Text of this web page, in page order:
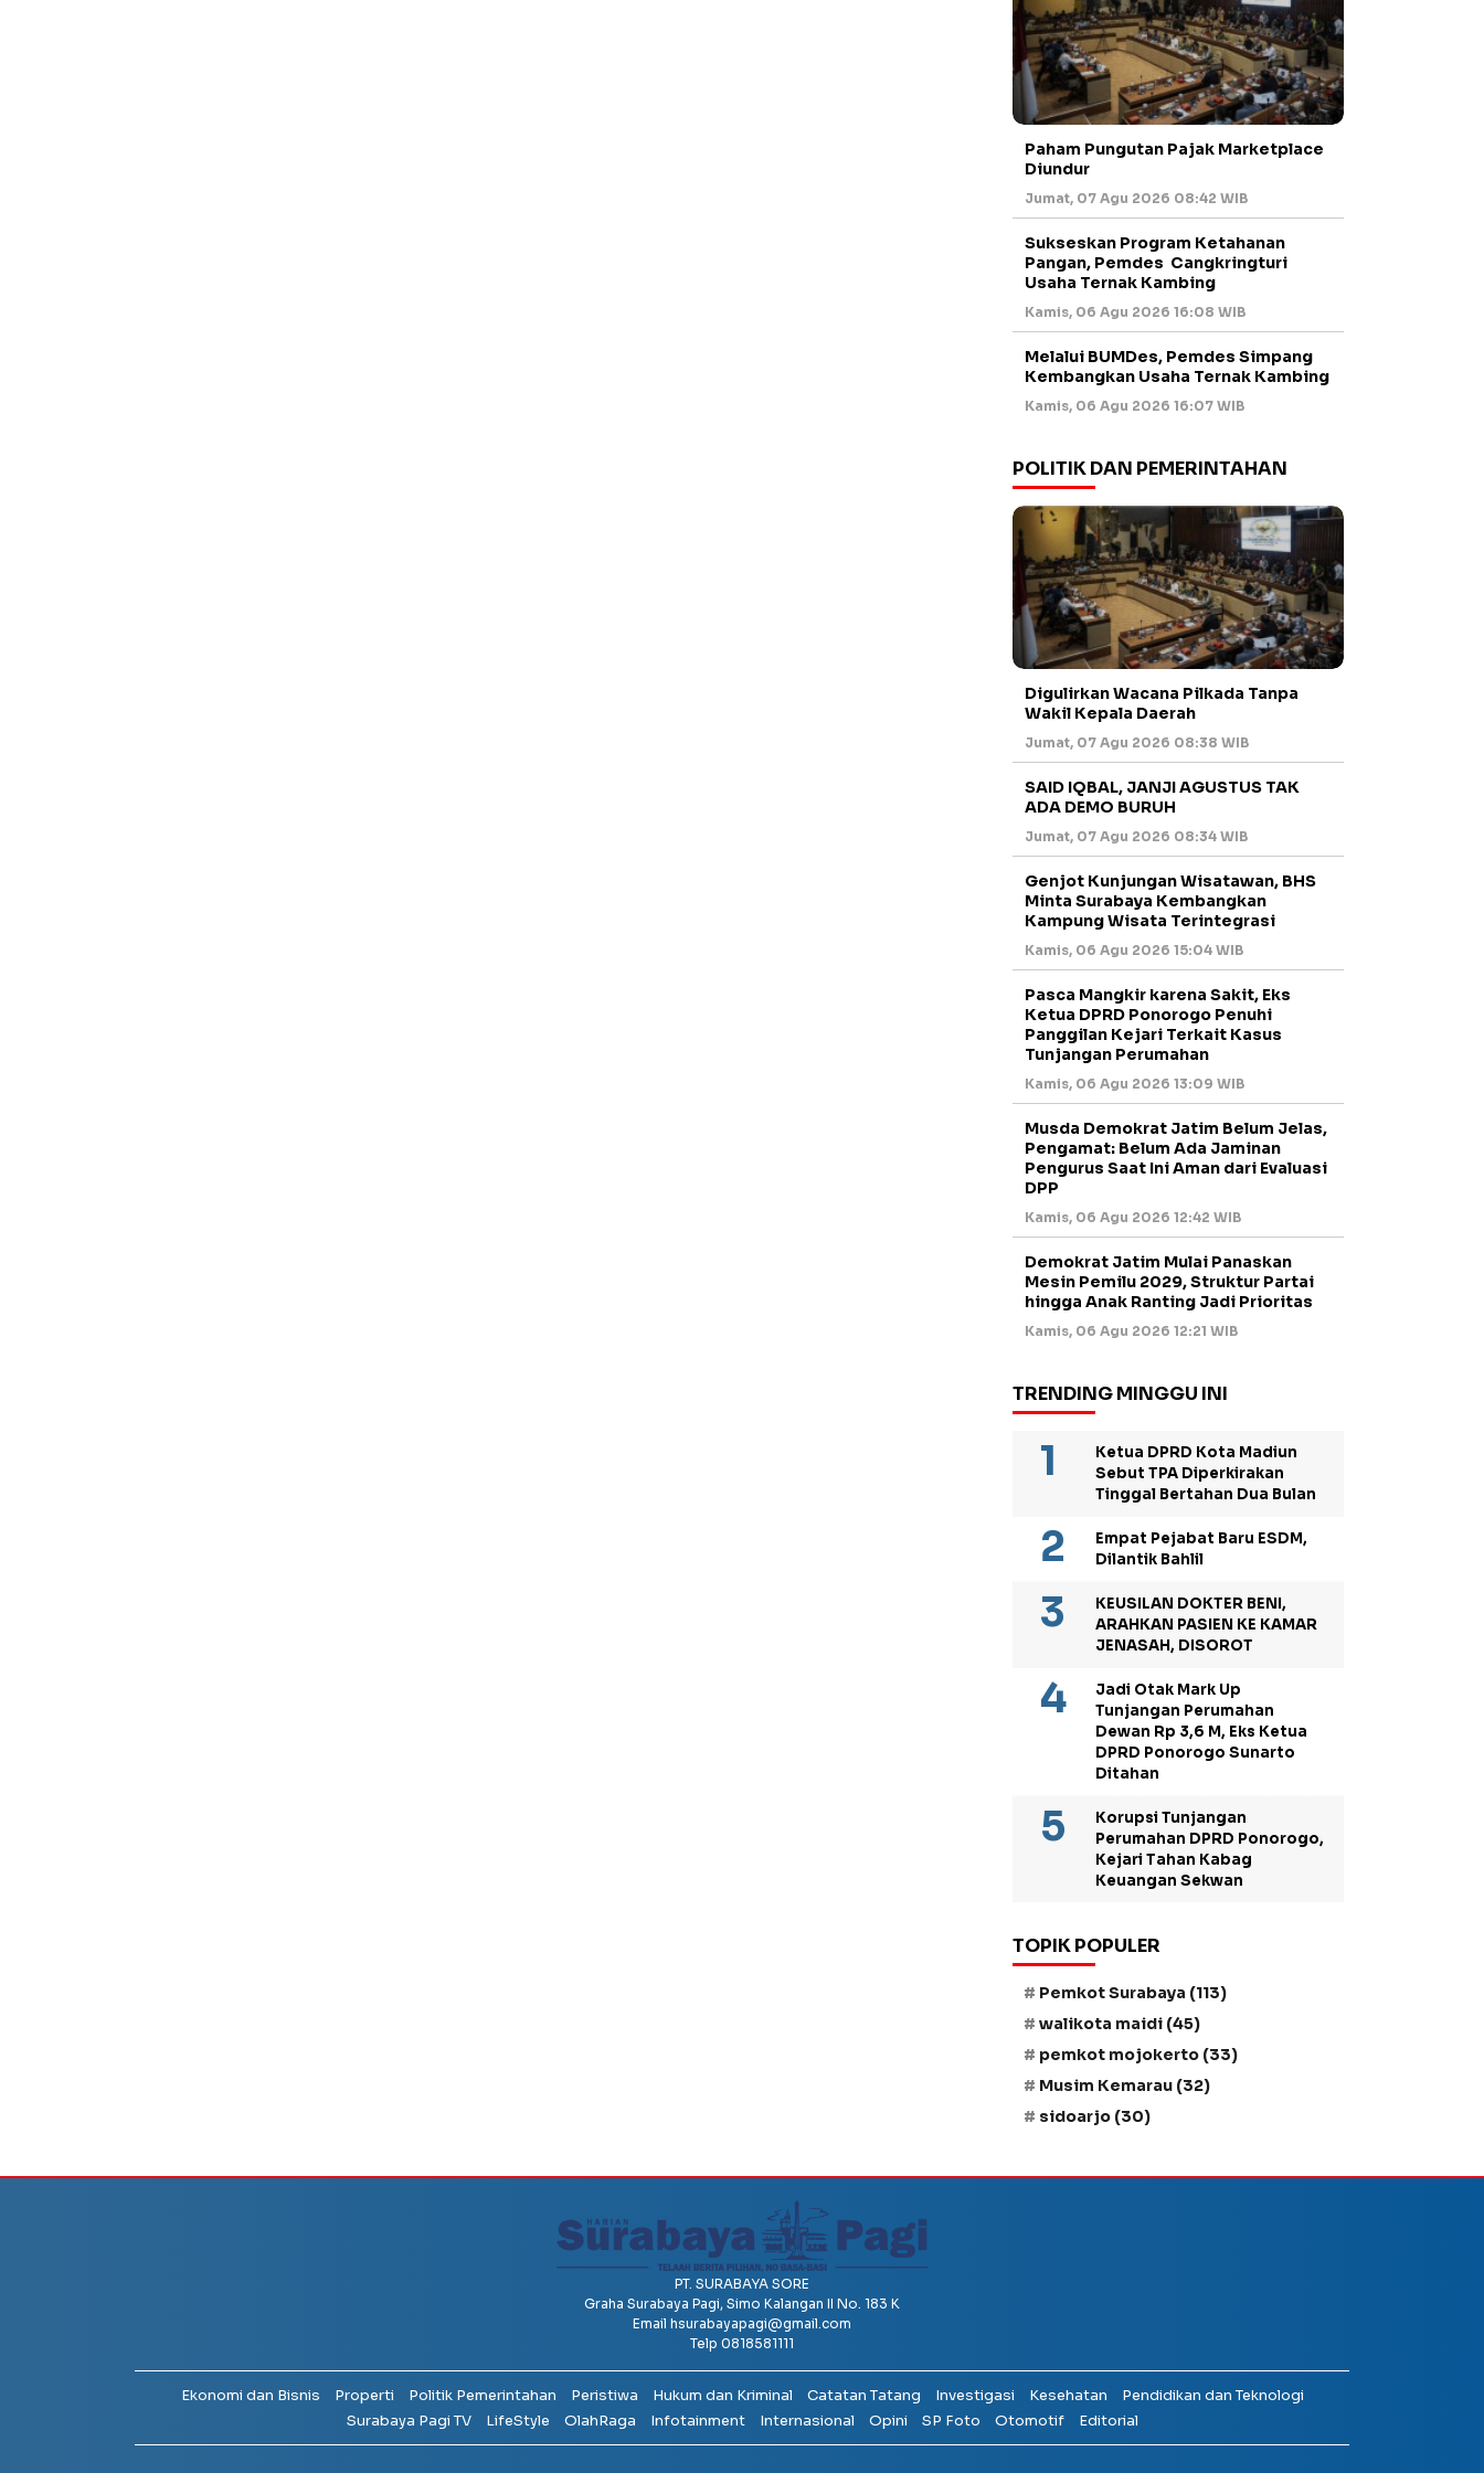
Paham Pungutan Pajak Marketplace
Diundur
Jumat, 07 Agu 2026 08:42 WIB
Sukseskan Program Ketahanan
Pangan, Pemdes Cangkringturi
Usaha Ternak Kambing
Kamis, 06 Agu 2026 16:08 WIB
Melalui BUMDes, Pemdes Simpang
Kembangkan Usaha Ternak Kambing
Kamis, 06 Agu 2026 16:07 WIB
POLITIK DAN PEMERINTAHAN
Digulirkan Wacana Pilkada Tanpa
Wakil Kepala Daerah
Jumat, 07 Agu 2026 08:38 WIB
SAID IQBAL, JANJI AGUSTUS TAK
ADA DEMO BURUH
Jumat, 07 Agu 2026 08:34 WIB
Genjot Kunjungan Wisatawan, BHS
Minta Surabaya Kembangkan
Kampung Wisata Terintegrasi
Kamis, 06 Agu 2026 15:04 WIB
Pasca Mangkir karena Sakit, Eks
Ketua DPRD Ponorogo Penuhi
Panggilan Kejari Terkait Kasus
Tunjangan Perumahan
Kamis, 06 Agu 2026 13:09 WIB
Musda Demokrat Jatim Belum Jelas,
Pengamat: Belum Ada Jaminan
Pengurus Saat Ini Aman dari Evaluasi
DPP
Kamis, 06 Agu 2026 12:42 WIB
Demokrat Jatim Mulai Panaskan
Mesin Pemilu 2029, Struktur Partai
hingga Anak Ranting Jadi Prioritas
Kamis, 06 Agu 2026 12:21 WIB
TRENDING MINGGU INI
Ketua DPRD Kota Madiun
Sebut TPA Diperkirakan
Tinggal Bertahan Dua Bulan
Empat Pejabat Baru ESDM,
Dilantik Bahlil
KEUSILAN DOKTER BENI,
ARAHKAN PASIEN KE KAMAR
JENASAH, DISOROT
Jadi Otak Mark Up
Tunjangan Perumahan
Dewan Rp 3,6 M, Eks Ketua
DPRD Ponorogo Sunarto
Ditahan
Korupsi Tunjangan
Perumahan DPRD Ponorogo,
Kejari Tahan Kabag
Keuangan Sekwan
TOPIK POPULER
Pemkot Surabaya (113)
walikota maidi (45)
pemkot mojokerto (33)
Musim Kemarau (32)
sidoarjo (30)
PT. SURABAYA SORE
Graha Surabaya Pagi, Simo Kalangan II No. 183 K
Email hsurabayapagi@gmail.com
Telp 0818581111
Ekonomi dan Bisnis Properti Politik Pemerintahan Peristiwa Hukum dan Kriminal Catatan Tatang Investigasi Kesehatan
Pendidikan dan Teknologi
Surabaya Pagi TV
LifeStyle OlahRaga Infotainment Internasional Opini SP Foto Otomotif Editorial